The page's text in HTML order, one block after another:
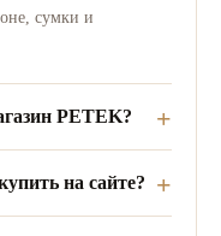
сумки и
PETEK?
на сайте?